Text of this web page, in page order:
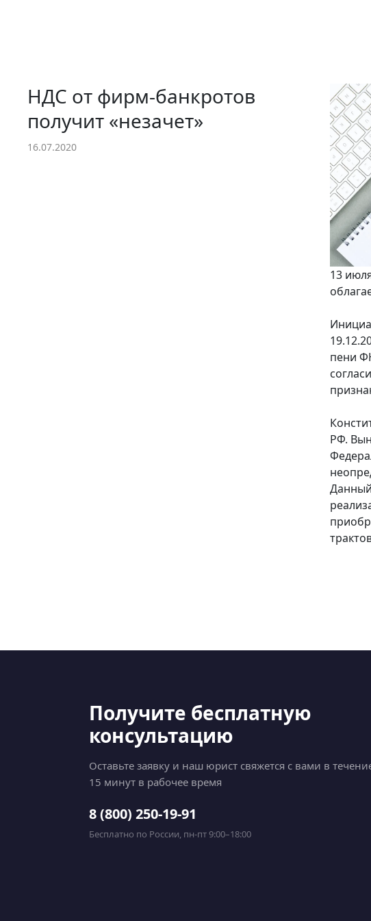
НДС от фирм-банкротов
получит «незачет»
16.07.2020
13
пени
РФ.
Получите бесплатную
консультацию
Оставьте заявку и наш юрист свяжется с вами в
15 минут в рабочее время
8 (800) 250-19-91
Бесплатно по России, пн-пт 9:00–18:00